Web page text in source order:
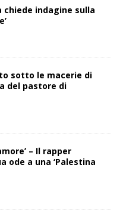
chiede indagine sulla
sotto le macerie di
del pastore di
– Il rapper
ode a una ‘Palestina